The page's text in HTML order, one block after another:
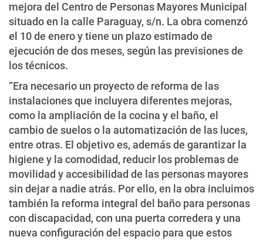
mejora del Centro de Personas Mayores Municipal
situado en la calle Paraguay, s/n. La obra comenzó
el 10 de enero y tiene un plazo estimado de
ejecución de dos meses, según las previsiones de
los técnicos.
“Era necesario un proyecto de reforma de las
instalaciones que incluyera diferentes mejoras,
como la ampliación de la cocina y el baño, el
cambio de suelos o la automatización de las luces,
entre otras. El objetivo es, además de garantizar la
higiene y la comodidad, reducir los problemas de
movilidad y accesibilidad de las personas mayores
sin dejar a nadie atrás. Por ello, en la obra incluimos
también la reforma integral del baño para personas
con discapacidad, con una puerta corredera y una
nueva configuración del espacio para que estos